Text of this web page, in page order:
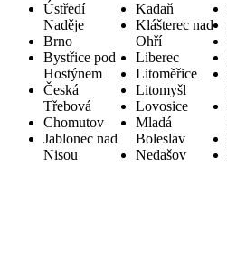
Ústředí
Naděje
Brno
Bystřice pod
Hostýnem
Česká
Třebová
Chomutov
Jablonec nad
Nisou
Kadaň
Klášterec nad
Ohří
Liberec
Litoměřice
Litomyšl
Lovosice
Mladá
Boleslav
Nedašov